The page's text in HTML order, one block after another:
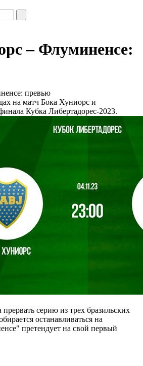
– Флуминенсе:
превью
на матч Бока Хуниорс и
Кубка Либертадорес-2023.
серию из трех бразильских
останавливаться на
претендует на свой первый